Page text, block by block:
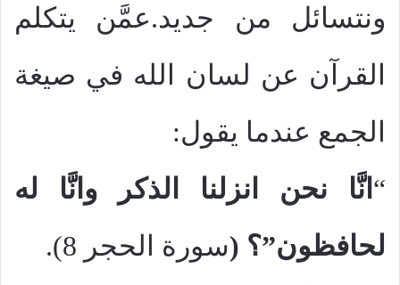
ونتسائل من جديد.عمَّن يتكلم
القرآن عن لسان الله في صيغة
الجمع عندما يقول:
“انَّا نحن انزلنا الذكر وانَّا له
لحافظون”؟ (سورة الحجر 8).